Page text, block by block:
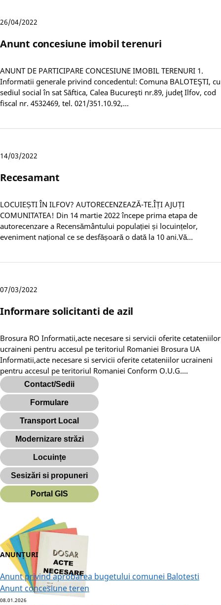
Contact/Sedii
Formulare
Transport Local
Modernizare străzi
Locuințe
Sesizări si propuneri
Portal GIS
26/04/2022
Anunt concesiune imobil terenuri
ANUNT DE PARTICIPARE CONCESIUNE IMOBIL TERENURI 1.
Informatii generale privind concedentul: Comuna BALOTEŞTI, cu
sediul social în sat Săftica, Calea Bucureşti nr.89, judeţ Ilfov, cod
fiscal nr. 4532469, tel. 021/351.10.92,…
14/03/2022
Recesamant
LOCUIEȘTI ÎN ILFOV? AUTORECENZEAZĂ-TE.ÎȚI AJUȚI
COMUNITATEA! Din 14 martie 2022 începe prima etapa de
autorecenzare a Recensământului populației și locuințelor,
eveniment național ce se desfășoară o dată la 10 ani.Vă…
07/03/2022
Informare solicitanti de azil
Brosura RO Informatii,acte necesare si servicii oferite cetateniilor
ucraineni pentru accesul pe teritoriul Romaniei Brosura UA
Informatii,acte necesare si servicii oferite cetateniilor ucraineni
pentru accesul pe teritoriul Romaniei Conform O.U.G.…
ANUNȚURI
Anunt privind aprobarea bugetului comunei Balotesti
Anunt concesiune teren
08.01.2026